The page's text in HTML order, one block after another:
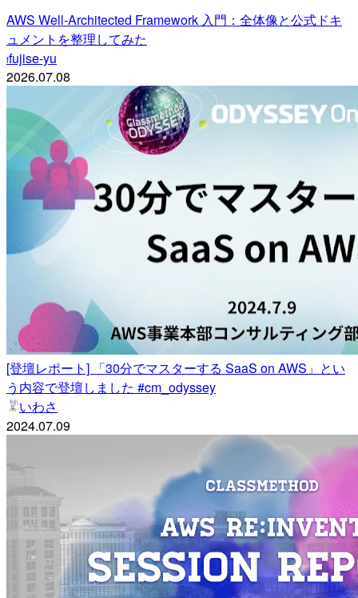
AWS Well-Architected Framework 入門：全体像と公式ドキ
ュメントを整理してみた
ffujise-yu
2026.07.08
[登壇レポート] 「30分でマスターする SaaS on AWS」とい
う内容で登壇しました #cm_odyssey
いわさ
2024.07.09